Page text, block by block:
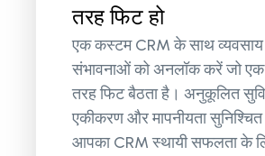
तरह फिट हो
एक कस्टम CRM के साथ
संभावनाओं को अनलॉक करें जो एक
तरह फिट बैठता है। अनुकूलित
एकीकरण और मापनीयता
आपका CRM स्थायी सफलता के